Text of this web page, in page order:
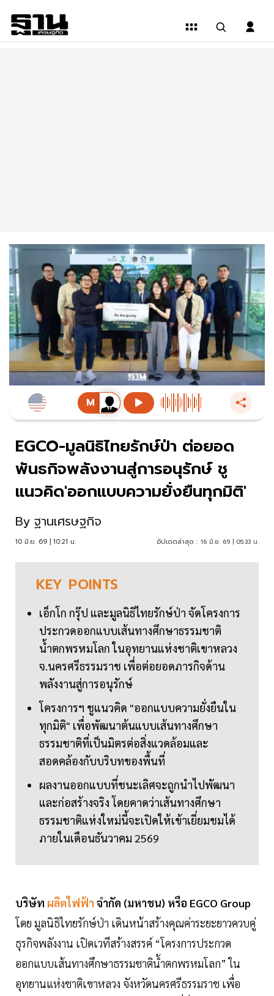
EGCO-มูลนิธิไทยรักษ์ป่า ต่อยอด
พันธกิจพลังงานสู่การอนุรักษ์ ชู
แนวคิด'ออกแบบความยั่งยืนทุกมิติ'
By ฐานเศรษฐกิจ
10 มิ.ย. 69 | 10:21 น. อัปเดตล่าสุด : 16 มิ.ย. 69 | 05:33 น.
KEY POINTS
เอ็กโก กรุ๊ป และมูลนิธิไทยรักษ์ป่า จัดโครงการ
ประกวดออกแบบเส้นทางศึกษาธรรมชาติ
น้ำตกพรหมโลก ในอุทยานแห่งชาติเขาหลวง
จ.นครศรีธรรมราช เพื่อต่อยอดภารกิจด้าน
พลังงานสู่การอนุรักษ์
โครงการฯ ชูแนวคิด "ออกแบบความยั่งยืนใน
ทุกมิติ" เพื่อพัฒนาต้นแบบเส้นทางศึกษา
ธรรมชาติที่เป็นมิตรต่อสิ่งแวดล้อมและ
สอดคล้องกับบริบทของพื้นที่
ผลงานออกแบบที่ชนะเลิศจะถูกนำไปพัฒนา
และก่อสร้างจริง โดยคาดว่าเส้นทางศึกษา
ธรรมชาติแห่งใหม่นี้จะเปิดให้เข้าเยี่ยมชมได้
ภายในเดือนธันวาคม 2569
บริษัท ผลิตไฟฟ้า จำกัด (มหาชน) หรือ EGCO Group
โดย มูลนิธิไทยรักษ์ป่า เดินหน้าสร้างคุณค่าระยะยาวควบคู่
ธุรกิจพลังงาน เปิดเวทีสร้างสรรค์ “โครงการประกวด
ออกแบบเส้นทางศึกษาธรรมชาติน้ำตกพรหมโลก” ใน
อุทยานแห่งชาติเขาหลวง จังหวัดนครศรีธรรมราช เพื่อ